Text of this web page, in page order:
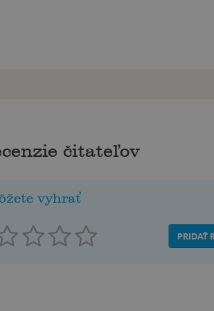
čitateľov
vyhrať
PRIDAŤ